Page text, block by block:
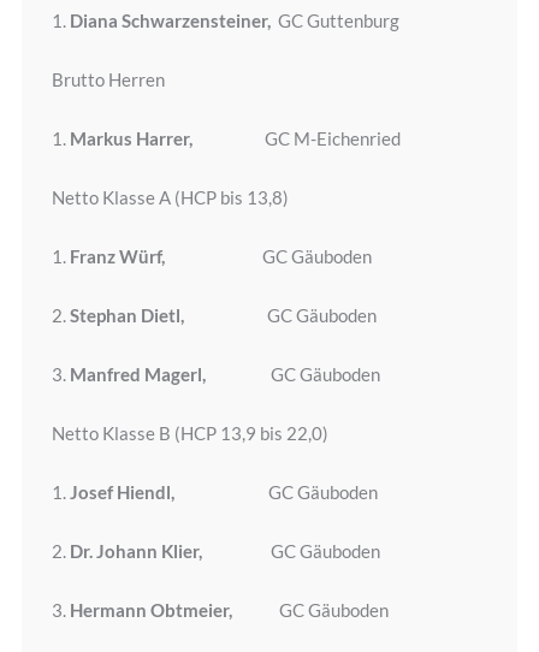
1. Diana Schwarzensteiner, GC Guttenburg
Brutto Herren
1. Markus Harrer, GC M-Eichenried
Netto Klasse A (HCP bis 13,8)
1. Franz Würf, GC Gäuboden
2. Stephan Dietl, GC Gäuboden
3. Manfred Magerl, GC Gäuboden
Netto Klasse B (HCP 13,9 bis 22,0)
1. Josef Hiendl, GC Gäuboden
2. Dr. Johann Klier, GC Gäuboden
3. Hermann Obtmeier, GC Gäuboden